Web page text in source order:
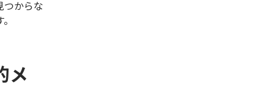
つからな
メ